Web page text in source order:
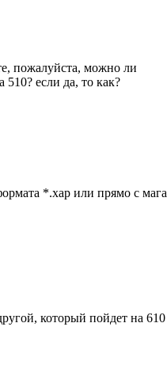
пожалуйста, можно ли
510? если да, то как?
*.xap или прямо с
который пойдет на 610